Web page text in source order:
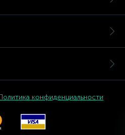
конфиденциальности